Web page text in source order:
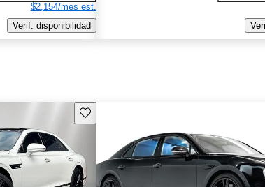
$2,154/mes est.
Verif. disponibilidad
Guarda este Aviso